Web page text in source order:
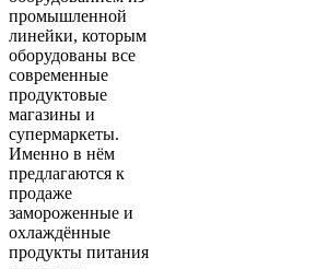
промышленной
линейки, которым
оборудованы все
современные
продуктовые
магазины и
супермаркеты.
Именно в нём
предлагаются к
продаже
замороженные и
охлаждённые
продукты питания